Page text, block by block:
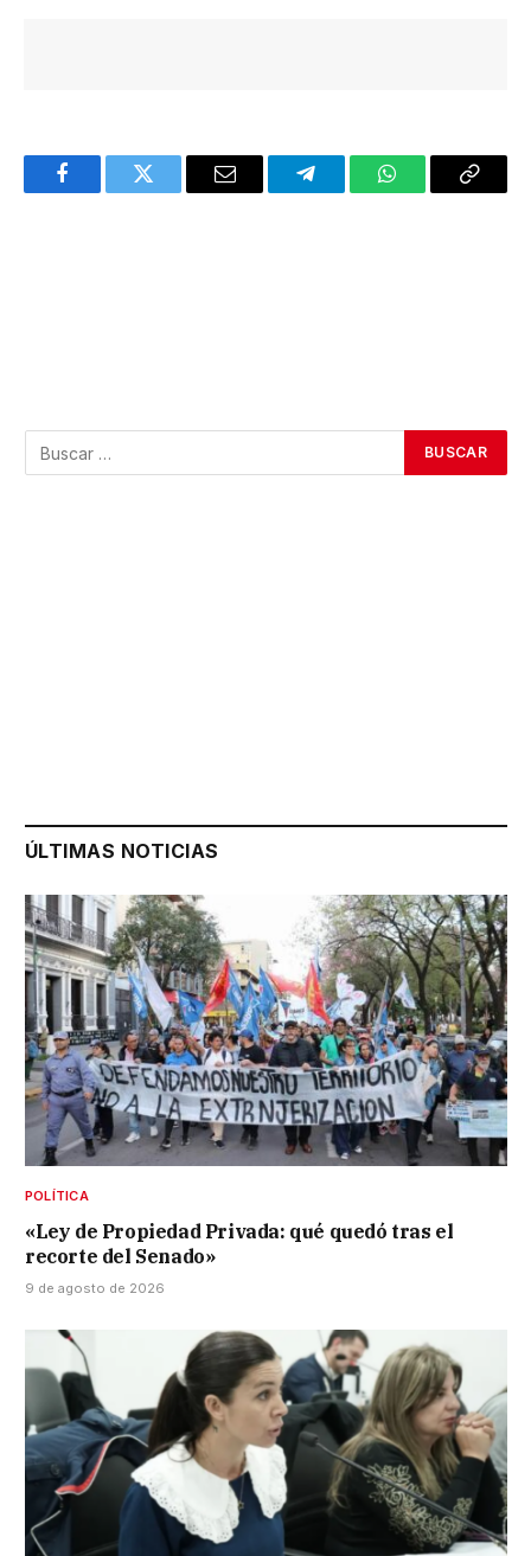
FacebookTwitter Email TelegramWhatsAppCopy
ÚLTIMAS NOTICIAS
POLÍTICA
«Ley de Propiedad Privada: qué quedó tras el
recorte del Senado»
9 de agosto de 2026